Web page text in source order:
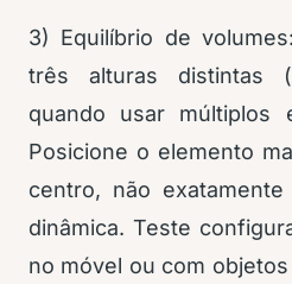
3) Equilíbrio de
três alturas distintas
quando usar múltiplos
Posicione o elemento
centro, não
dinâmica. Teste
no móvel ou com